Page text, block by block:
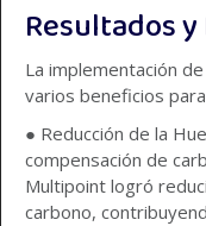
Resultados
La implementación
varios beneficios
● Reducción de la
compensación de
Multipoint logró
carbono,